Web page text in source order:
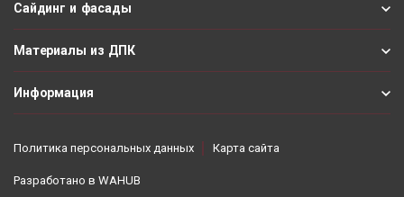
Сайдинг и фасады
Материалы из ДПК
Информация
Политика персональных данных Карта сайта
Разработано в WAHUB